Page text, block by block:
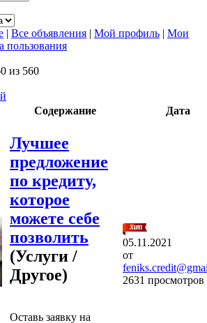
| Все объявления | Мой профиль | Мои
пользования
из 560
Содержание
Дата
Лучшее
предложение
по кредиту,
которое
можете себе
позволить
(Услуги /
Другое)
Оставь заявку на
05.11.2021
от
2631 просмотров